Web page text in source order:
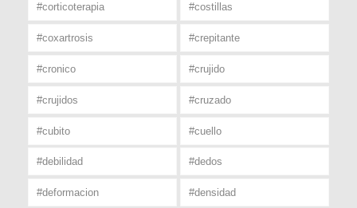
#corticoterapia #costillas
#coxartrosis #crepitante
#cronico #crujido
#crujidos #cruzado
#cubito #cuello
#debilidad #dedos
#deformacion #densidad